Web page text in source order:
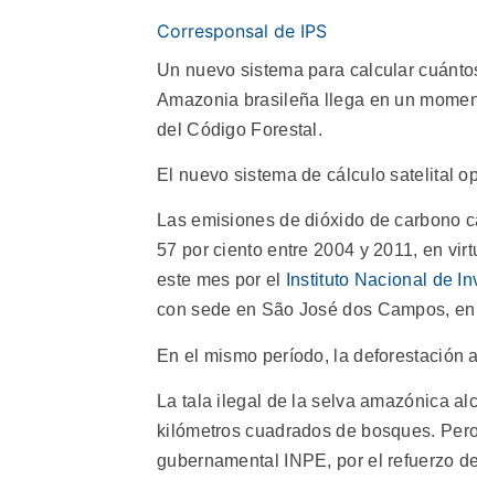
Corresponsal de IPS
Un nuevo sistema para calcular
Amazonia brasileña llega en un
del Código Forestal.
El nuevo sistema de cálculo satelital
Las emisiones de dióxido de carbono
57 por ciento entre 2004 y 2011, en
este mes por el
Instituto Nacional de
con sede en São José dos Campos,
En el mismo período, la deforestación
La tala ilegal de la selva amazónica
kilómetros cuadrados de bosques.
gubernamental INPE, por el refuerzo